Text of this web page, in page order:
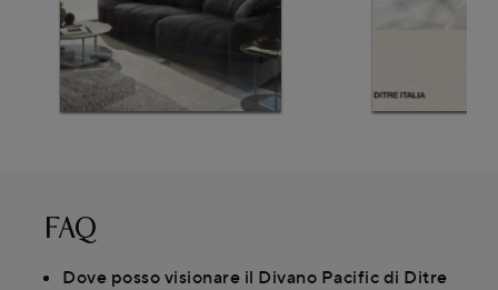
FAQ
Dove posso visionare il Divano Pacific di Ditre